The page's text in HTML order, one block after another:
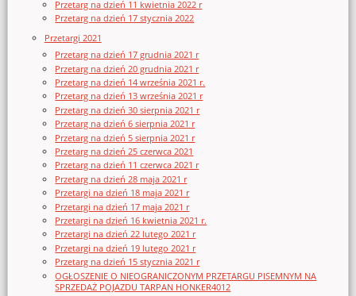
Przetarg na dzień 11 kwietnia 2022 r
Przetarg na dzień 17 stycznia 2022
Przetargi 2021
Przetarg na dzień 17 grudnia 2021 r
Przetarg na dzień 20 grudnia 2021 r
Przetarg na dzień 14 września 2021 r.
Przetarg na dzień 13 września 2021 r
Przetarg na dzień 30 sierpnia 2021 r
Przetarg na dzień 6 sierpnia 2021 r
Przetarg na dzień 5 sierpnia 2021 r
Przetarg na dzień 25 czerwca 2021
Przetarg na dzień 11 czerwca 2021 r
Przetarg na dzień 28 maja 2021 r
Przetargi na dzień 18 maja 2021 r
Przetargi na dzień 17 maja 2021 r
Przetargi na dzień 16 kwietnia 2021 r.
Przetargi na dzień 22 lutego 2021 r
Przetargi na dzień 19 lutego 2021 r
Przetarg na dzień 15 stycznia 2021 r
OGŁOSZENIE O NIEOGRANICZONYM PRZETARGU PISEMNYM NA
SPRZEDAŻ POJAZDU TARPAN HONKER4012